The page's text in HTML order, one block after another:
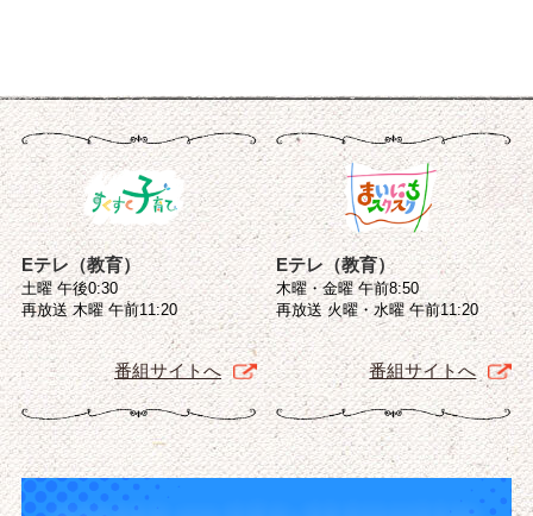
Eテレ（教育）
土曜 午後0:30
再放送 木曜 午前11:20
番組サイトへ
Eテレ（教育）
木曜・金曜 午前8:50
再放送 火曜・水曜 午前11:20
番組サイトへ